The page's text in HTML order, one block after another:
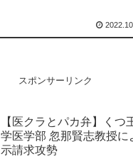
スポンサーリンク
【医クラとパカ弁】くつ
学医学部 忽那賢志教授に
示請求攻勢